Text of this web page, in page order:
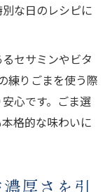
な日のレシピに
セサミンやビタ
練りごまを使う際
心です。ごま選
格的な味わいに
厚さを引